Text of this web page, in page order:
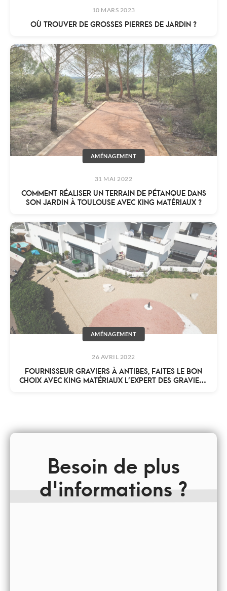
10 MARS 2023
OÙ TROUVER DE GROSSES PIERRES DE JARDIN ?
AMÉNAGEMENT
31 MAI 2022
COMMENT RÉALISER UN TERRAIN DE PÉTANQUE DANS
SON JARDIN À TOULOUSE AVEC KING MATÉRIAUX ?
AMÉNAGEMENT
26 AVRIL 2022
FOURNISSEUR GRAVIERS À ANTIBES, FAITES LE BON
CHOIX AVEC KING MATÉRIAUX L’EXPERT DES GRAVIERS
Besoin de plus
d'informations ?